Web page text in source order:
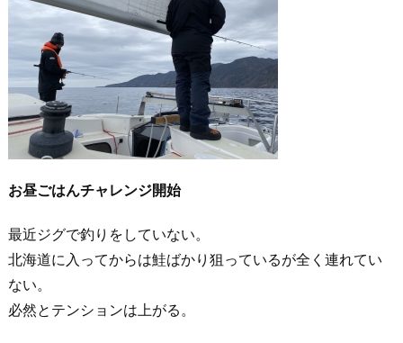
お昼ごはんチャレンジ開始
最近ジグで釣りをしていない。
北海道に入ってからは鮭ばかり狙っているが全く連れてい
ない。
必然とテンションは上がる。